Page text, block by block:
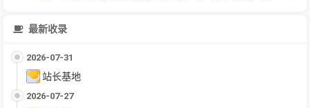
最新收录
2026-07-31
站长基地
2026-07-27